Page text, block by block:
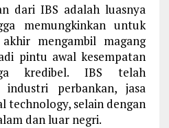
dari IBS adalah luasnya
memungkinkan untuk
akhir mengambil magang
pintu awal kesempatan
kredibel. IBS telah
industri perbankan, jasa
technology, selain dengan
dan luar negri.